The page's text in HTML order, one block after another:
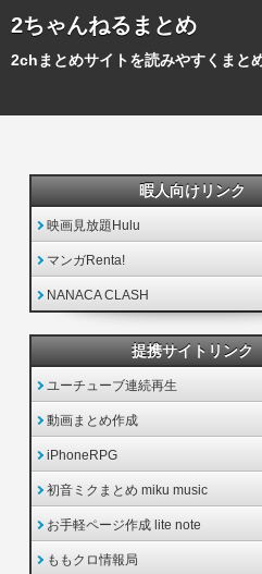
2ちゃんねるまとめ
2chまとめサイトを読みやすくまと
暇人向けリンク
映画見放題Hulu
マンガRenta!
NANACA CLASH
提携サイトリンク
ユーチューブ連続再生
動画まとめ作成
iPhoneRPG
初音ミクまとめ miku music
お手軽ページ作成 lite note
ももクロ情報局